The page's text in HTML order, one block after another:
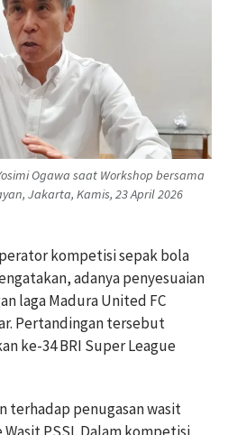
Ogawa saat Workshop bersama
Jakarta, Kamis, 23 April 2026
kompetisi sepak bola
adanya penyesuaian
laga Madura United FC
Pertandingan tersebut
ke-34 BRI Super League
terhadap penugasan wasit
PSSI. Dalam kompetisi